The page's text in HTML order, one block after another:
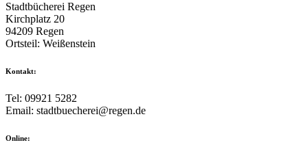
Stadtbücherei Regen
Kirchplatz 20
94209 Regen
Ortsteil: Weißenstein
Kontakt:
Tel: 09921 5282
Email: stadtbuecherei@regen.de
Online: